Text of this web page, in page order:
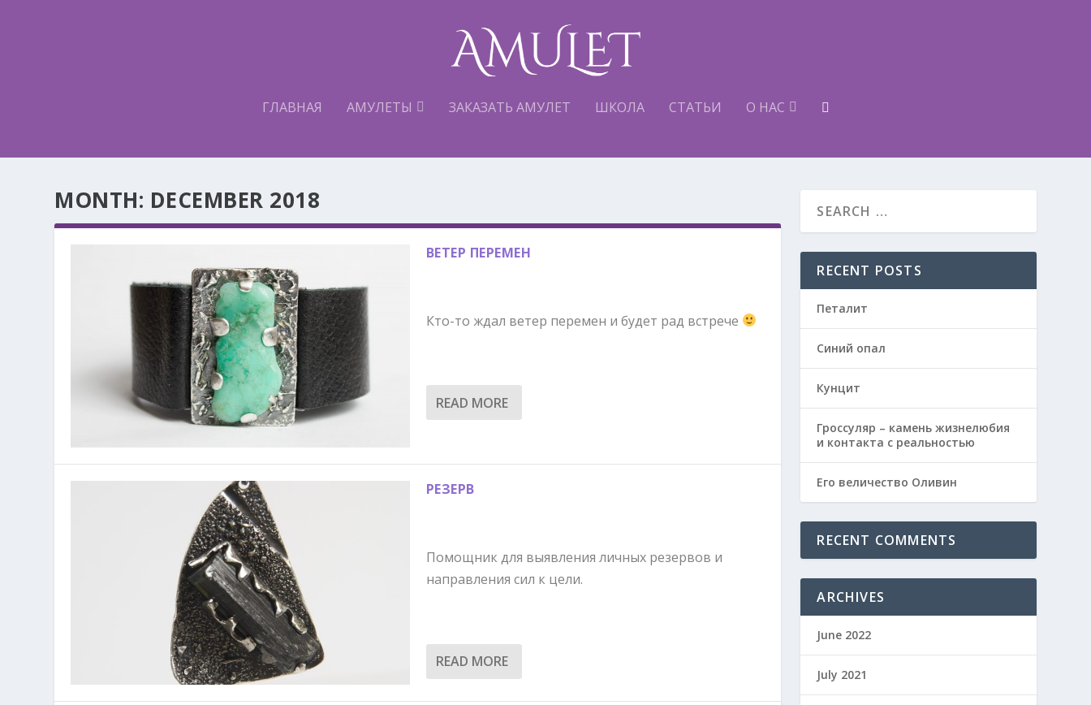
ГЛАВНАЯ АМУЛЕТЫ ЗАКАЗАТЬ АМУЛЕТ ШКОЛА СТАТЬИ О НАС
MONTH: DECEMBER 2018
ВЕТЕР ПЕРЕМЕН
Кто-то ждал ветер перемен и будет рад встрече
READ MORE
РЕЗЕРВ
Помощник для выявления личных резервов и
направления сил к цели.
READ MORE
RECENT POSTS
Петалит
Синий опал
Кунцит
Гроссуляр – камень жизнелюбия
и контакта с реальностью
Его величество Оливин
RECENT COMMENTS
ARCHIVES
June 2022
July 2021